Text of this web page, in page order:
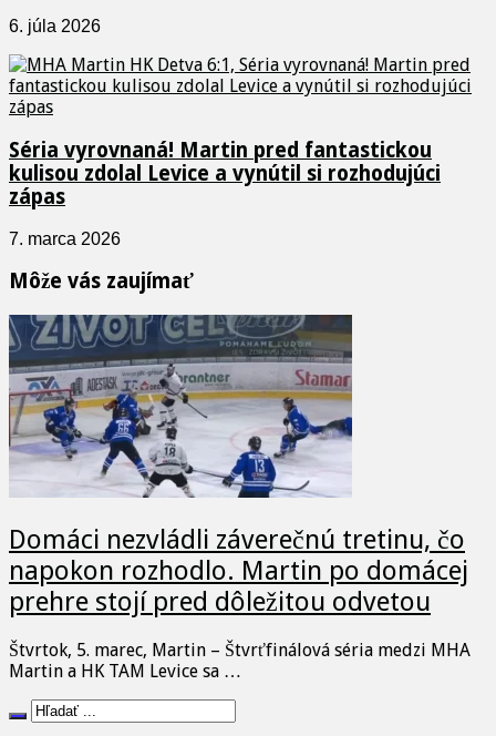
6. júla 2026
Séria vyrovnaná! Martin pred fantastickou
kulisou zdolal Levice a vynútil si rozhodujúci
zápas
7. marca 2026
Môže vás zaujímať
Domáci nezvládli záverečnú tretinu, čo
napokon rozhodlo. Martin po domácej
prehre stojí pred dôležitou odvetou
Štvrtok, 5. marec, Martin – Štvrťfinálová séria medzi MHA
Martin a HK TAM Levice sa …